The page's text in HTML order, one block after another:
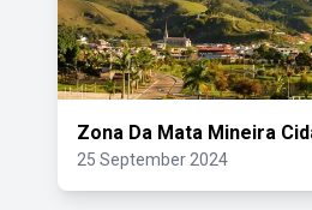
Zona Da Mata Mineira
25 September 2024